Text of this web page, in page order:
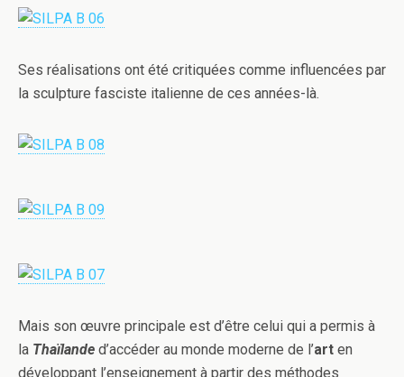
Ses réalisations ont été critiquées comme influencées par
la sculpture fasciste italienne de ces années-là.
Mais son œuvre principale est d’être celui qui a permis à
la Thaïlande d’accéder au monde moderne de l’art en
développant l’enseignement à partir des méthodes